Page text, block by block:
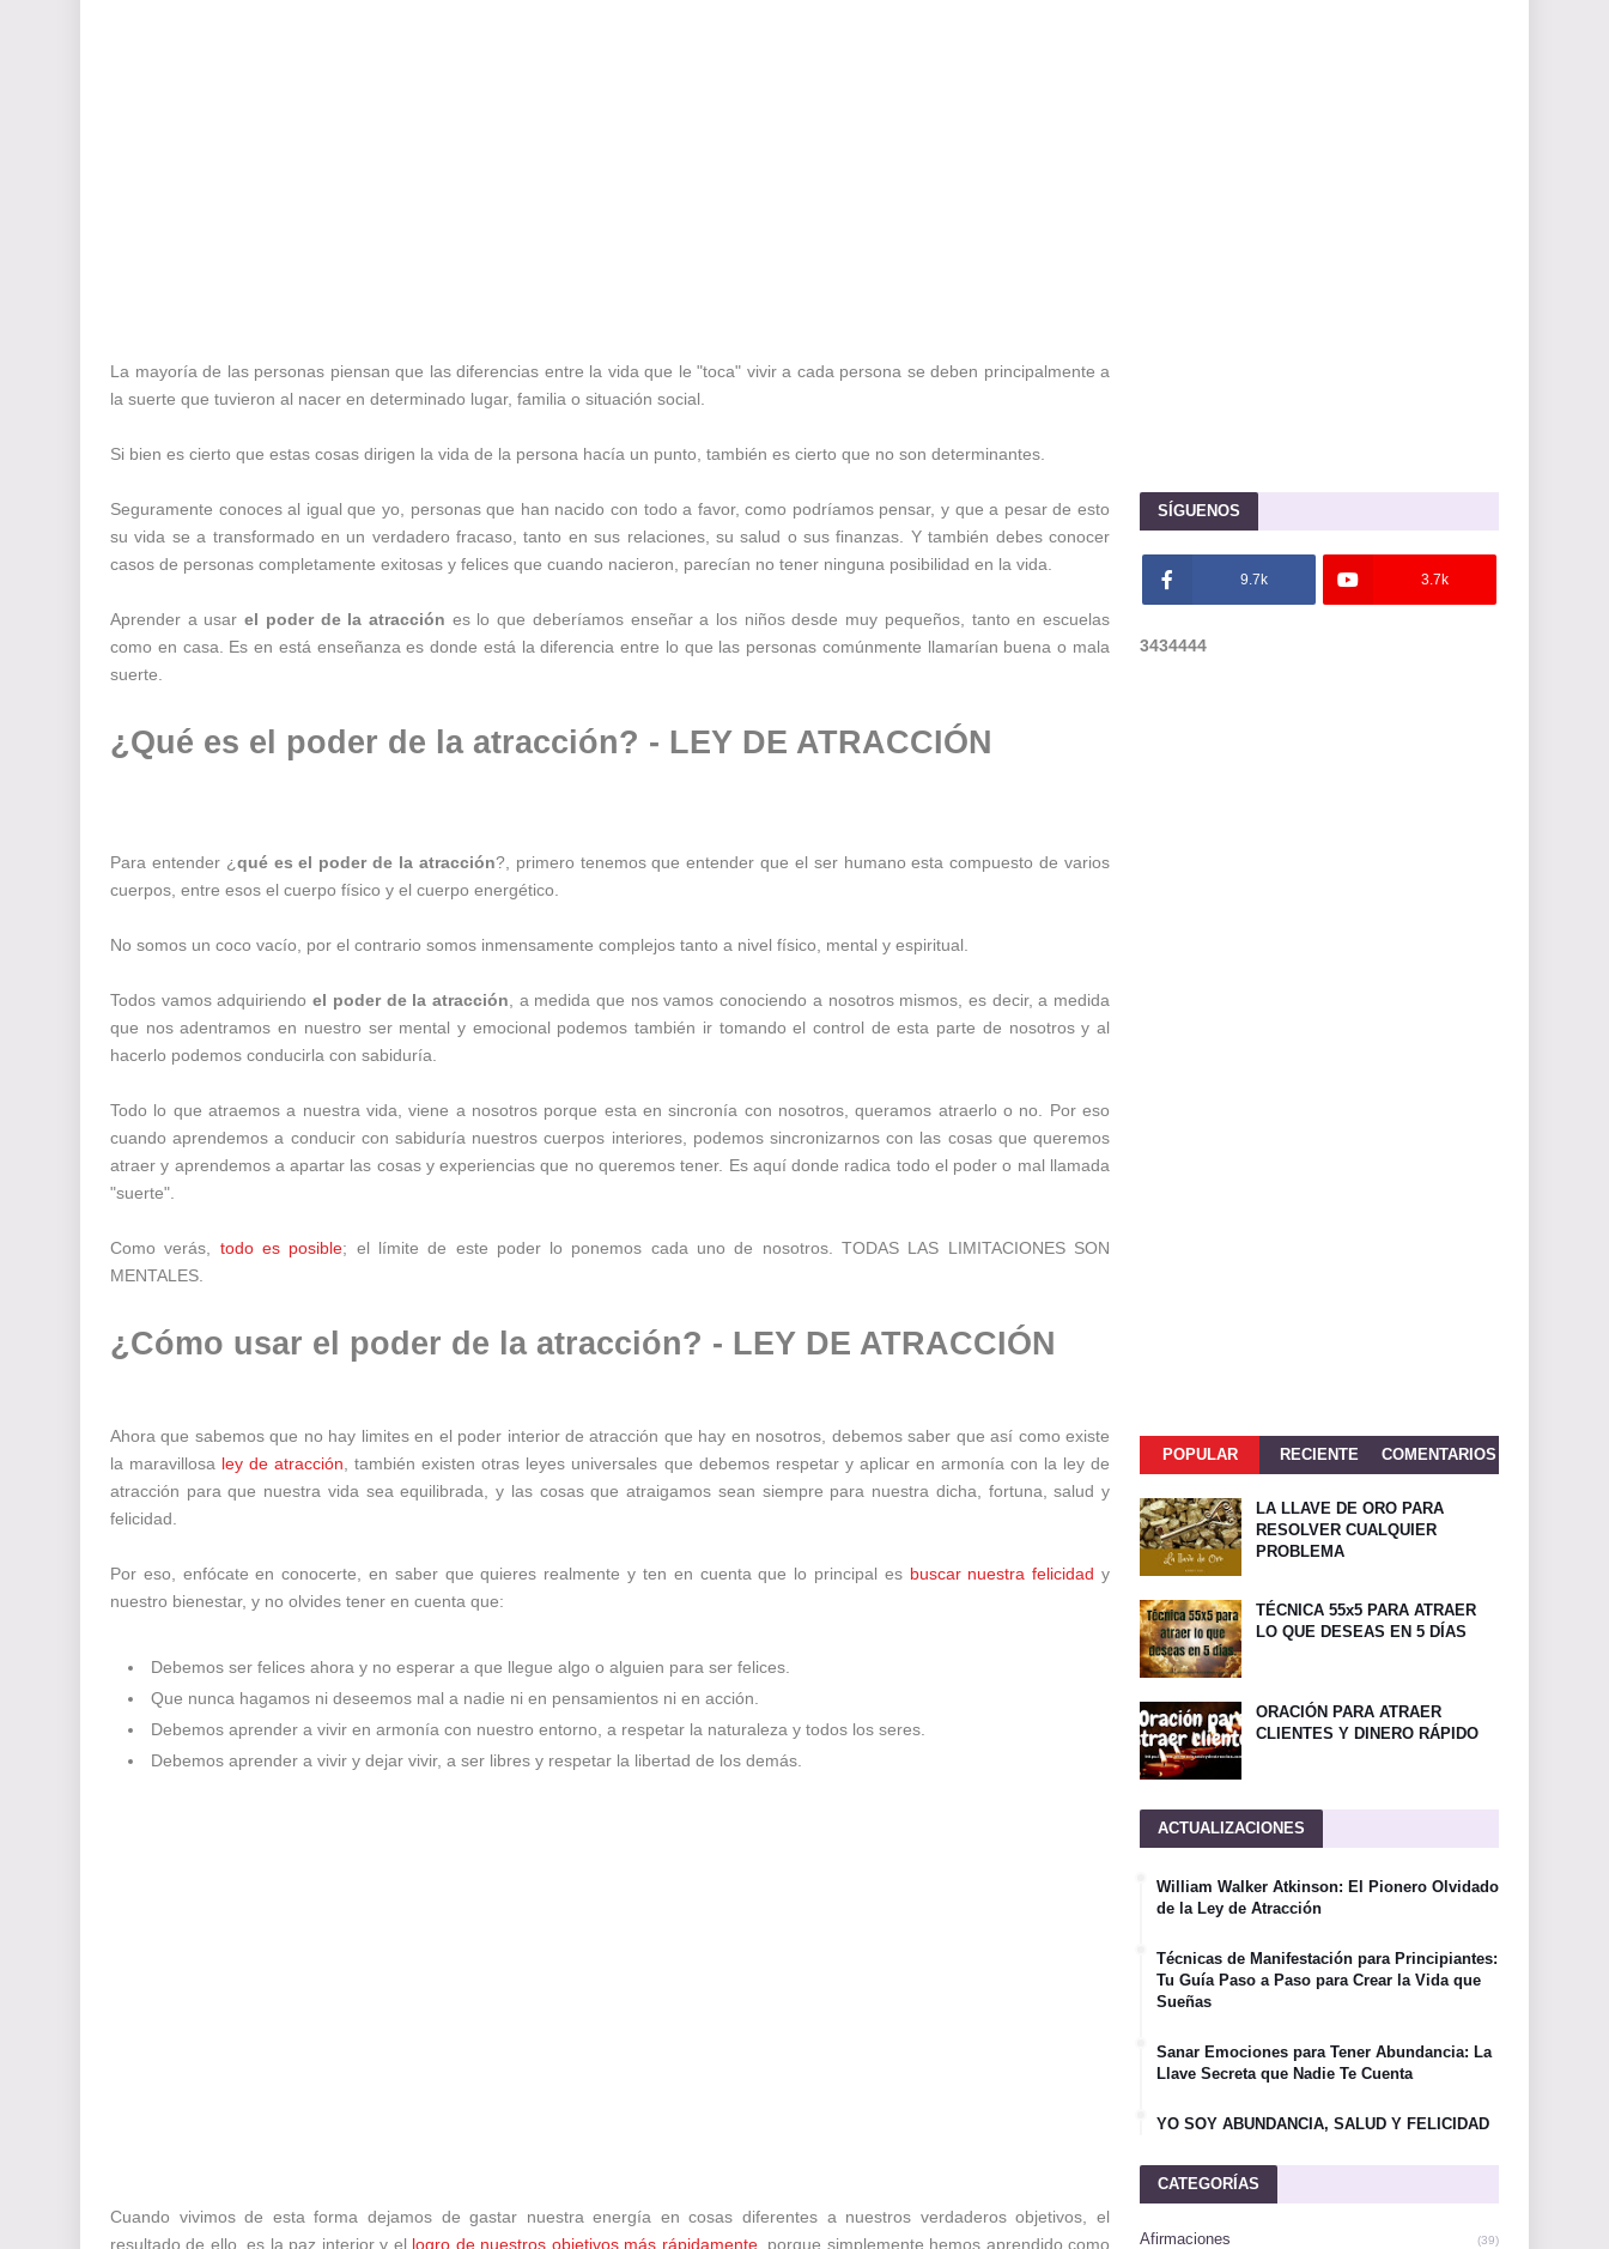
La mayoría de las personas piensan que las diferencias entre la vida que le "toca" vivir a cada persona se deben principalmente a
la suerte que tuvieron al nacer en determinado lugar, familia o situación social.
Si bien es cierto que estas cosas dirigen la vida de la persona hacía un punto, también es cierto que no son determinantes.
Seguramente conoces al igual que yo, personas que han nacido con todo a favor, como podríamos pensar, y que a pesar de esto
su vida se a transformado en un verdadero fracaso, tanto en sus relaciones, su salud o sus finanzas. Y también debes conocer
casos de personas completamente exitosas y felices que cuando nacieron, parecían no tener ninguna posibilidad en la vida.
Aprender a usarel poder de la atracción es lo que deberíamos enseñar a los niños desde muy pequeños, tanto en escuelas
como en casa. Es en está enseñanza es donde está la diferencia entre lo que las personas comúnmente llamarían buena o mala
suerte.
¿Qué es el poder de la atracción? - LEY DE ATRACCIÓN
Para entender ¿qué es el poder de la atracción?, primero tenemos que entender que el ser humano esta compuesto de varios
cuerpos, entre esos el cuerpo físico y el cuerpo energético.
No somos un coco vacío, por el contrario somos inmensamente complejos tanto a nivel físico, mental y espiritual.
Todos vamos adquiriendoel poder de la atracción, a medida que nos vamos conociendo a nosotros mismos, es decir, a medida
que nos adentramos en nuestro ser mental y emocional podemos también ir tomando el control de esta parte de nosotros y al
hacerlo podemos conducirla con sabiduría.
Todo lo que atraemos a nuestra vida, viene a nosotros porque esta en sincronía con nosotros, queramos atraerlo o no. Por eso
cuando aprendemos a conducir con sabiduría nuestros cuerpos interiores, podemos sincronizarnos con las cosas que queremos
atraer y aprendemos a apartar las cosas y experiencias que no queremos tener. Es aquí donde radica todo el poder o mal llamada
"suerte".
Como verás, todo es posible; el límite de este poder lo ponemos cada uno de nosotros.TODAS LAS LIMITACIONES SON
MENTALES.
¿Cómo usar el poder de la atracción? - LEY DE ATRACCIÓN
Ahora que sabemos que no hay limites en el poder interior de atracción que hay en nosotros, debemos saber que así como existe
la maravillosa ley de atracción, también existen otras leyes universales que debemos respetar y aplicar en armonía con la ley de
atracción para que nuestra vida sea equilibrada, y las cosas que atraigamos sean siempre para nuestra dicha, fortuna, salud y
felicidad.
Por eso, enfócate en conocerte, en saber que quieres realmente y ten en cuenta que lo principal es buscar nuestra felicidad y
nuestro bienestar, y no olvides tener en cuenta que:
Debemos ser felices ahora y no esperar a que llegue algo o alguien para ser felices.
Que nunca hagamos ni deseemos mal a nadie ni en pensamientos ni en acción.
Debemos aprender a vivir en armonía con nuestro entorno, a respetar la naturaleza y todos los seres.
Debemos aprender a vivir y dejar vivir, a ser libres y respetar la libertad de los demás.
Cuando vivimos de esta forma dejamos de gastar nuestra energía en cosas diferentes a nuestros verdaderos objetivos, el
resultado de ello, es la paz interior y el logro de nuestros objetivos más rápidamente, porque simplemente hemos aprendido como
SÍGUENOS
9.7k 3.7k
3434444
POPULAR RECIENTE COMENTARIOS
LA LLAVE DE ORO PARA
RESOLVER CUALQUIER
PROBLEMA
TÉCNICA 55x5 PARA ATRAER
LO QUE DESEAS EN 5 DÍAS
ORACIÓN PARA ATRAER
CLIENTES Y DINERO RÁPIDO
ACTUALIZACIONES
William Walker Atkinson: El Pionero Olvidado
de la Ley de Atracción
Técnicas de Manifestación para Principiantes:
Tu Guía Paso a Paso para Crear la Vida que
Sueñas
Sanar Emociones para Tener Abundancia: La
Llave Secreta que Nadie Te Cuenta
YO SOY ABUNDANCIA, SALUD Y FELICIDAD
CATEGORÍAS
Afirmaciones (39)